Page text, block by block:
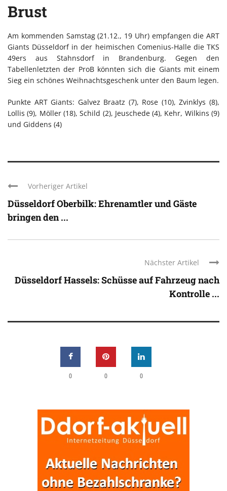
Brust
Am kommenden Samstag (21.12., 19 Uhr) empfangen die ART
Giants Düsseldorf in der heimischen Comenius-Halle die TKS
49ers aus Stahnsdorf in Brandenburg. Gegen den
Tabellenletzten der ProB könnten sich die Giants mit einem
Sieg ein schönes Weihnachtsgeschenk unter den Baum legen.
Punkte ART Giants: Galvez Braatz (7), Rose (10), Zvinklys (8),
Lollis (9), Möller (18), Schild (2), Jeuschede (4), Kehr, Wilkins (9)
und Giddens (4)
Vorheriger Artikel
Düsseldorf Oberbilk: Ehrenamtler und Gäste
bringen den ...
Nächster Artikel
Düsseldorf Hassels: Schüsse auf Fahrzeug nach
Kontrolle ...
0 0 0